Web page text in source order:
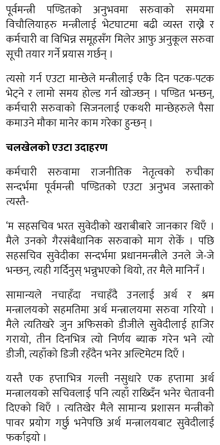
पूर्वमन्त्री पण्डितको अनुभवमा सरुवाको समयमा
विचौलियाहरु मन्त्रीलाई भेटघाटमा बढी व्यस्त राख्नेे र
कर्मचारी वा विभिन्न समूहसँग मिलेर आफु अनुकूल सरुवा
सूची तयार गर्ने प्रयास गर्छन् ।
त्यसो गर्न एउटा मान्छेले मन्त्रीलाई एकै दिन पटक-पटक
भेट्ने र लामो समय होल्ड गर्न खोज्छन् । पण्डित भन्छन्,
कर्मचारी सरुवाको सिजनलाई एकथरी मान्छेहरुले पैसा
कमाउने मौका मानेर काम गरेका हुन्छन् ।
चलखेलको एउटा उदाहरण
कर्मचारी सरुवामा राजनीतिक नेतृत्वको रुचीका
सन्दर्भमा पूर्वमन्त्री पण्डितको एउटा अनुभव जस्ताको
त्यस्तै-
‘म सहसचिव भरत सुवेदीको खराबीबारे जानकार थिएँ ।
मैले उनको गैरसंबैधानिक सरुवाको माग रोकेँ । पछि
सहसचिव सुवेदीका सन्दर्भमा प्रधानमन्त्रीले उनले जे-जे
भन्छन्, त्यही गर्दिनुस् भन्नुभएको थियो, तर मैले मानिनँ ।
सामान्यले नचाहँदा नचाहँदै उनलाई अर्थ र श्रम
मन्त्रालयको सहमतिमा अर्थ मन्त्रालयमा सरुवा गरियो ।
मैले त्यतिखरे जुन अफिसको डीजीले सुवेदीलाई हाजिर
गरायो, तीन दिनभित्र त्यो निर्णय ब्याक गरेन भने त्यो
डीजी, त्यहाँको डिजी रहँदैन भनेर अल्टिमेटम दिएँ ।
यस्तै एक हप्ताभित्र गल्ती नसुधारे एक हप्तामा अर्थ
मन्त्रालयको सचिवलाई पनि त्यहाँ राख्दिँन भनेर चेतावनी
दिएको थिएँ । त्यतिखेर मैले सामान्य प्रशासन मन्त्रीको
पावर प्रयोग गर्छु भनेपछि अर्थ मन्त्रालयबाट सुवेदीलाई
फर्काइयो ।